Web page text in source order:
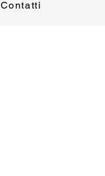
Contatti